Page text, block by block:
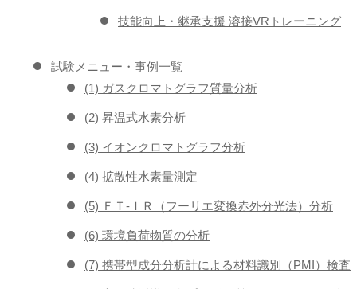
技能向上・継承支援 溶接VRトレーニング
試験メニュー・事例一覧
(1) ガスクロマトグラフ質量分析
(2) 昇温式水素分析
(3) イオンクロマトグラフ分析
(4) 拡散性水素量測定
(5) ＦＴ-ＩＲ（フーリエ変換赤外分光法）分析
(6) 環境負荷物質の分析
(7) 携帯型成分分析計による材料識別（PMI）検査